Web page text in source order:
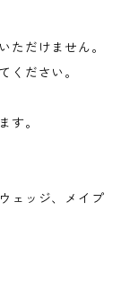
ただけません。
ください。
す。
ェッジ、メイプ